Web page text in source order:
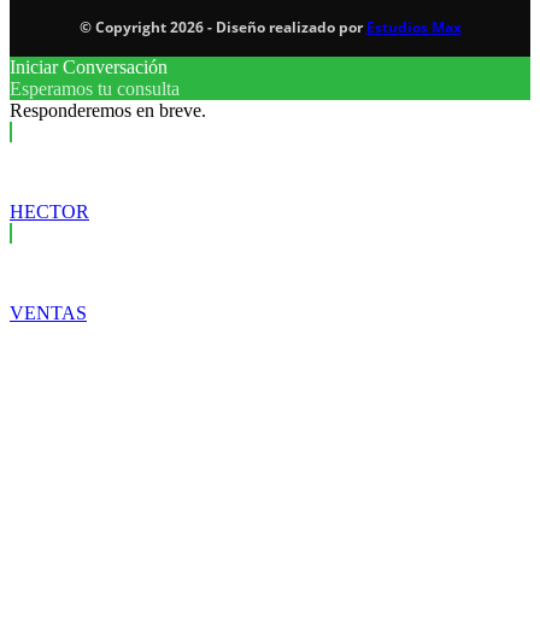
© Copyright 2026 - Diseño realizado porEstudios Max
Iniciar Conversación
Esperamos tu consulta
Responderemos en breve.
HECTOR
VENTAS